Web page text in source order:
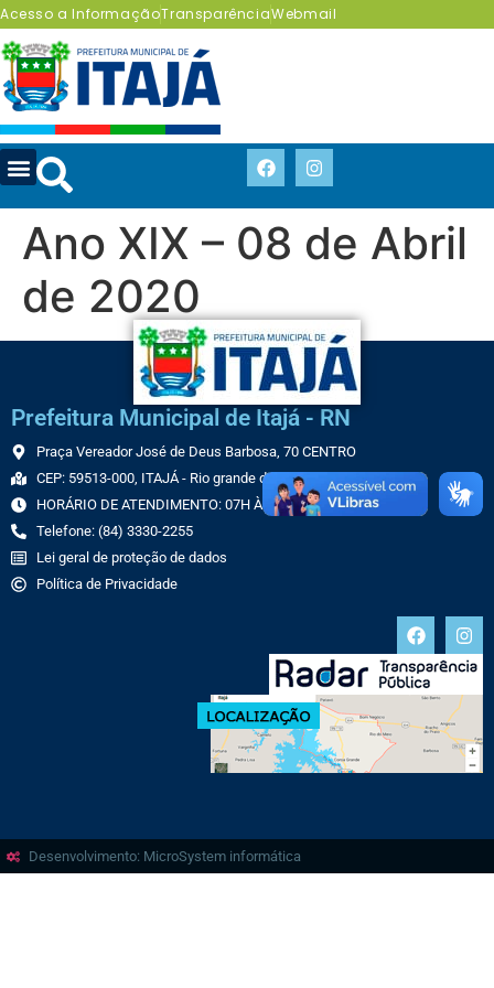
Acesso a InformaçãoTransparênciaWebmail
Ano XIX – 08 de Abril
de 2020
Prefeitura Municipal de Itajá - RN
Praça Vereador José de Deus Barbosa, 70 CENTRO
CEP: 59513-000, ITAJÁ - Rio grande do Norte
HORÁRIO DE ATENDIMENTO: 07H ÀS 13H
Telefone: (84) 3330-2255
Lei geral de proteção de dados
Política de Privacidade
Desenvolvimento: MicroSystem informática